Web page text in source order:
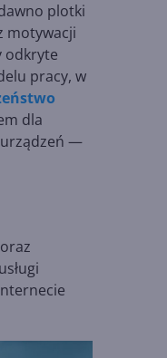
plotki
motywacji
odkryte
pracy, w
dla
urządzeń —